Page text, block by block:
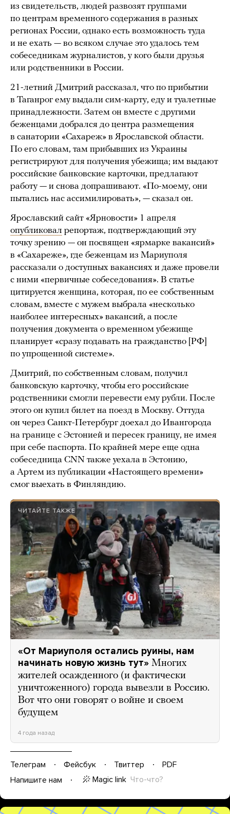
из свидетельств, людей развозят группами
по центрам временного содержания в разных
регионах России, однако есть возможность туда
и не ехать — во всяком случае это удалось тем
собеседникам журналистов, у кого были друзья
или родственники в России.
21-летний Дмитрий рассказал, что по прибытии
в Таганрог ему выдали сим-карту, еду и туалетные
принадлежности. Затем он вместе с другими
беженцами добрался до центра размещения
в санатории «Сахареж» в Ярославской области.
По его словам, там прибывших из Украины
регистрируют для получения убежища; им выдают
российские банковские карточки, предлагают
работу — и снова допрашивают. «По-моему, они
пытались нас ассимилировать», — сказал он.
Ярославский сайт «Ярновости» 1 апреля
опубликовал репортаж, подтверждающий эту
точку зрению — он посвящен «ярмарке вакансий»
в «Сахареже», где беженцам из Мариуполя
рассказали о доступных вакансиях и даже провели
с ними «первичные собеседования». В статье
цитируется женщина, которая, по ее собственным
словам, вместе с мужем выбрала «несколько
наиболее интересных» вакансий, а после
получения документа о временном убежище
планирует «сразу подавать на гражданство [РФ]
по упрощенной системе».
Дмитрий, по собственным словам, получил
банковскую карточку, чтобы его российские
родственники смогли перевести ему рубли. После
этого он купил билет на поезд в Москву. Оттуда
он через Санкт-Петербург доехал до Ивангорода
на границе с Эстонией и пересек границу, не имея
при себе паспорта. По крайней мере еще одна
собеседница CNN также уехала в Эстонию,
а Артем из публикации «Настоящего времени»
смог выехать в Финляндию.
ЧИТАЙТЕ ТАКЖЕ
«От Мариуполя остались руины, нам
начинать новую жизнь тут» Многих
жителей осажденного (и фактически
уничтоженного) города вывезли в Россию.
Вот что они говорят о войне и своем
будущем
4 года назад
Телеграм Фейсбук Твиттер
PDF
Напишите нам
Magic link Что-что?